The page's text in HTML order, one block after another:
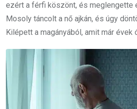
ezért a férfi köszönt, és meglengette
Mosoly táncolt a nő ajkán, és úgy
Kilépett a magányából, amit már évek